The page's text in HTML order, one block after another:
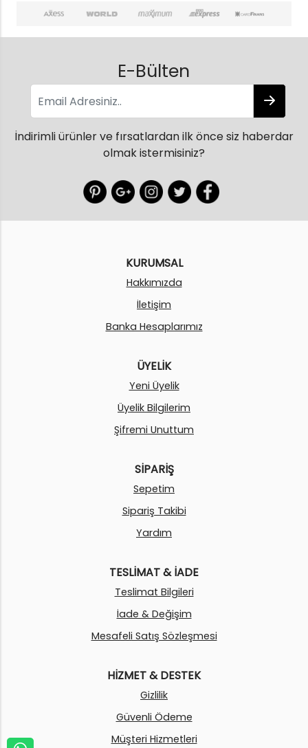
E-Bülten
İndirimli ürünler ve fırsatlardan ilk önce siz haberdar
olmak istermisiniz?
KURUMSAL
Hakkımızda
İletişim
Banka Hesaplarımız
ÜYELİK
Yeni Üyelik
Üyelik Bilgilerim
Şifremi Unuttum
SİPARİŞ
Sepetim
Sipariş Takibi
Yardım
TESLİMAT & İADE
Teslimat Bilgileri
İade & Değişim
Mesafeli Satış Sözleşmesi
HİZMET & DESTEK
Gizlilik
Güvenli Ödeme
Müşteri Hizmetleri